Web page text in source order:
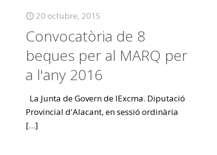
20 octubre, 2015
Convocatòria de 8
beques per al MARQ per
a l'any 2016
La Junta de Govern de lExcma. Diputació
Provincial d'Alacant, en sessió ordinària
[…]